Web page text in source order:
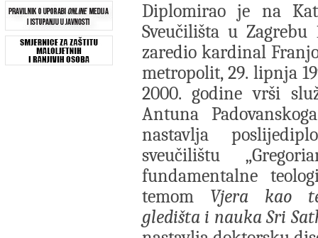
Diplomirao je na
Sveučilišta u Zagrebu
zaredio kardinal
metropolit, 29. lipnja
2000. godine vrši
Antuna
nastavlja
sveučilištu
fundamentalne
temom Vjera kao
gledišta i nauka Sri